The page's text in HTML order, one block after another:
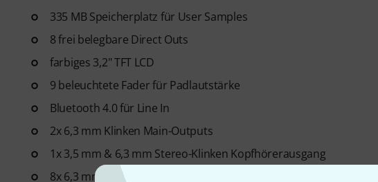
335 MB Speicherplatz für User Samples
8 frei belegbare Direct Outs
farbiges 3,2" TFT LCD
9 beleuchtete Fader für Padlautstärke
Bluetooth 4.0 für Line In
2x 6,3 mm Klinken Main-Outputs
1x 3,5 mm & 6,3 mm Stereo-Klinken Kopfhörerausgang
8x 6,3 mm Klinken Direct-Outputs